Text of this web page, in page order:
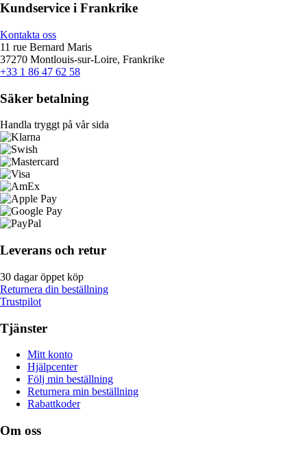
Kundservice i Frankrike
Kontakta oss
11 rue Bernard Maris
37270 Montlouis-sur-Loire, Frankrike
+33 1 86 47 62 58
Säker betalning
Handla tryggt på vår sida
Leverans och retur
30 dagar öppet köp
Returnera din beställning
Trustpilot
Tjänster
Mitt konto
Hjälpcenter
Följ min beställning
Returnera min beställning
Rabattkoder
Om oss